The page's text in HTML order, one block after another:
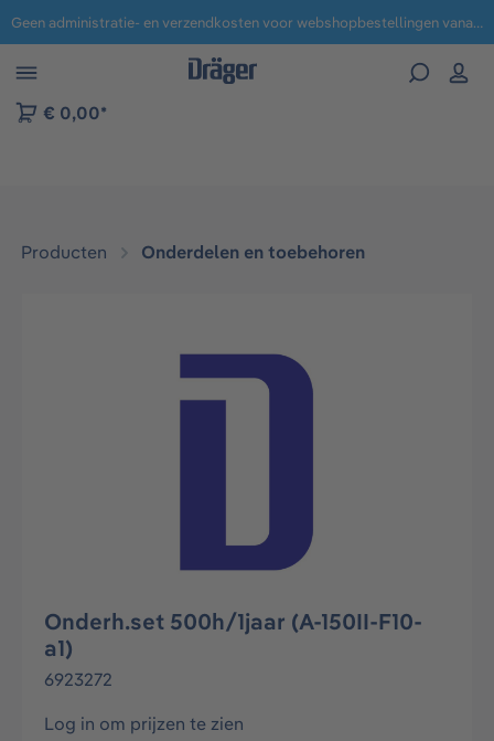
naar navigatie B2B-platform Geen administratie- en verzendkosten voor webshopbestellingen vanaf € 100,-.
€ 0,00*
Producten Onderdelen en toebehoren
Afbeeldingengalerij overslaan
Onderh.set 500h/1jaar (A-150II-F10-
a1)
6923272
Log in om prijzen te zien